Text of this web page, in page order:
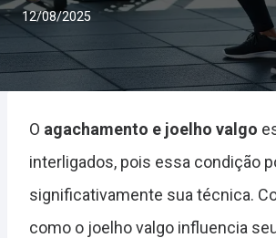
12/08/2025
O agachamento e joelho valgo
interligados, pois essa condição
significativamente sua técnica.
como o joelho valgo influencia